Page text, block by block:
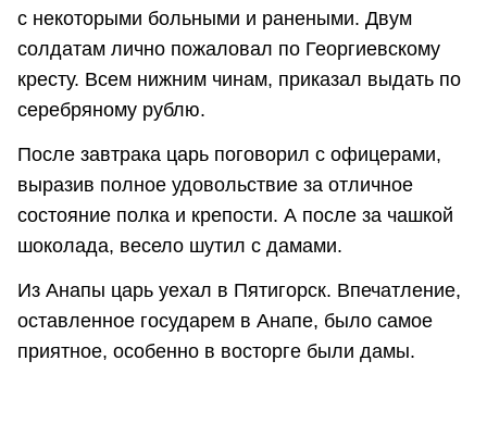
с некоторыми больными и ранеными. Двум
солдатам лично пожаловал по Георгиевскому
кресту. Всем нижним чинам, приказал выдать по
серебряному рублю.
После завтрака царь поговорил с офицерами,
выразив полное удовольствие за отличное
состояние полка и крепости. А после за чашкой
шоколада, весело шутил с дамами.
Из Анапы царь уехал в Пятигорск. Впечатление,
оставленное государем в Анапе, было самое
приятное, особенно в восторге были дамы.